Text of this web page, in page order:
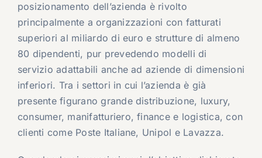
posizionamento dell’azienda è rivolto
principalmente a organizzazioni con fatturati
superiori al miliardo di euro e strutture di almeno
80 dipendenti, pur prevedendo modelli di
servizio adattabili anche ad aziende di dimensioni
inferiori. Tra i settori in cui l’azienda è già
presente figurano grande distribuzione, luxury,
consumer, manifatturiero, finance e logistica, con
clienti come Poste Italiane, Unipol e Lavazza.